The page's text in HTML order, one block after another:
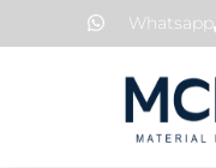
para
Whatsapp